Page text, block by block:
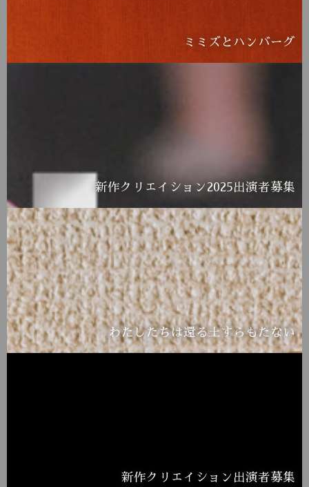
ミミズとハンバーグ
新作クリエイション2025出演者募集
わたしたちは還る土すらもたない
新作クリエイション出演者募集